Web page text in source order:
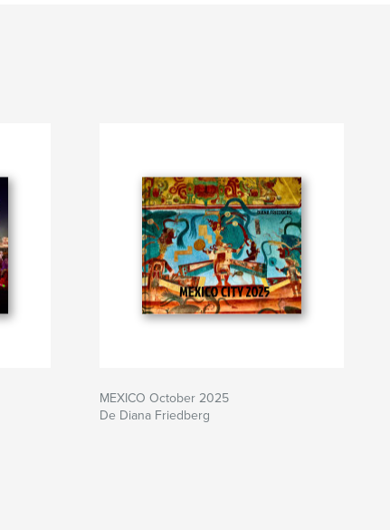
MEXICO October 2025
De Diana Friedberg